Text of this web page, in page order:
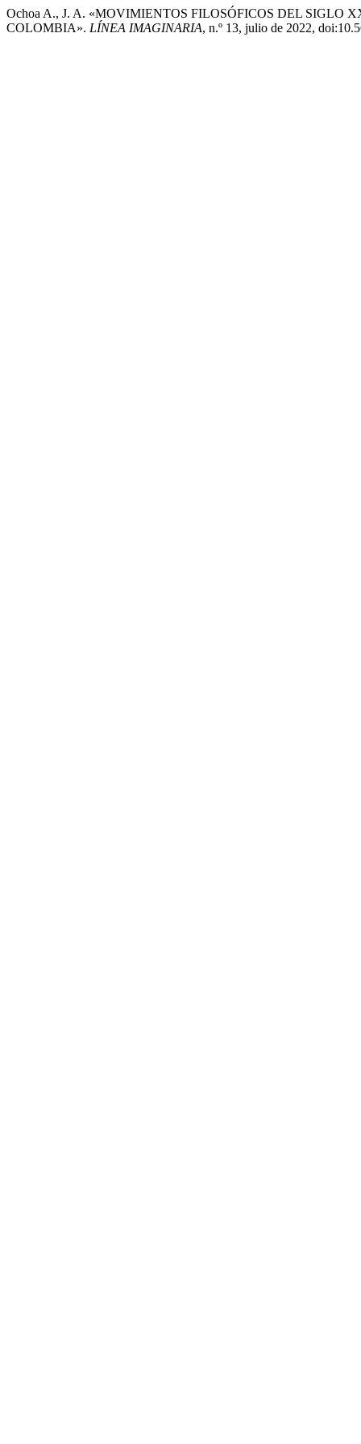
Ochoa A., J. A. «MOVIMIENTOS FILOSÓFICOS DEL
COLOMBIA». LÍNEA IMAGINARIA, n.º 13, julio de 2022,